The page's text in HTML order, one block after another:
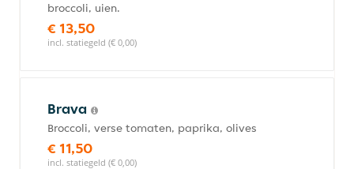
broccoli, uien.
€ 13,50
incl. statiegeld (€ 0,00)
Brava
Broccoli, verse tomaten, paprika, olives
€ 11,50
incl. statiegeld (€ 0,00)